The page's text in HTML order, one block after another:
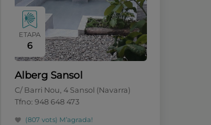
ETAPA
6
Alberg Sansol
C/ Barri Nou, 4 Sansol (Navarra)
Tfno: 948 648 473
(807 vots) M’agrada!